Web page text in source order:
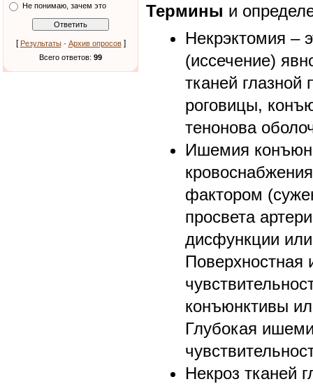
Не понимаю, зачем это
[ Результаты· Архив опросов]
Всего ответов: 99
Термины и
Некрэктомия –
(иссечение)
тканей глазной
роговицы,
тенонова
Ишемия
фактором
просвета
дисфункции
конъюнктивы
Глубокая
Некроз тканей